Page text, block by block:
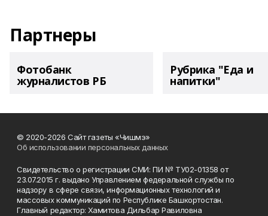
Партнеры
Фотобанк
журналистов РБ
Рубрика "Еда и
напитки"
© 2020-2026 Сайт газеты «Чишмэ»
Об использовании персональных данных
Свидетельство о регистрации СМИ: ПИ № ТУ02-01358 от
23.07.2015 г. выдано Управлением федеральной службы по
надзору в сфере связи, информационных технологий и
массовых коммуникаций по Республике Башкортостан.
Главный редактор: Хамитова Дильбар Равиловна